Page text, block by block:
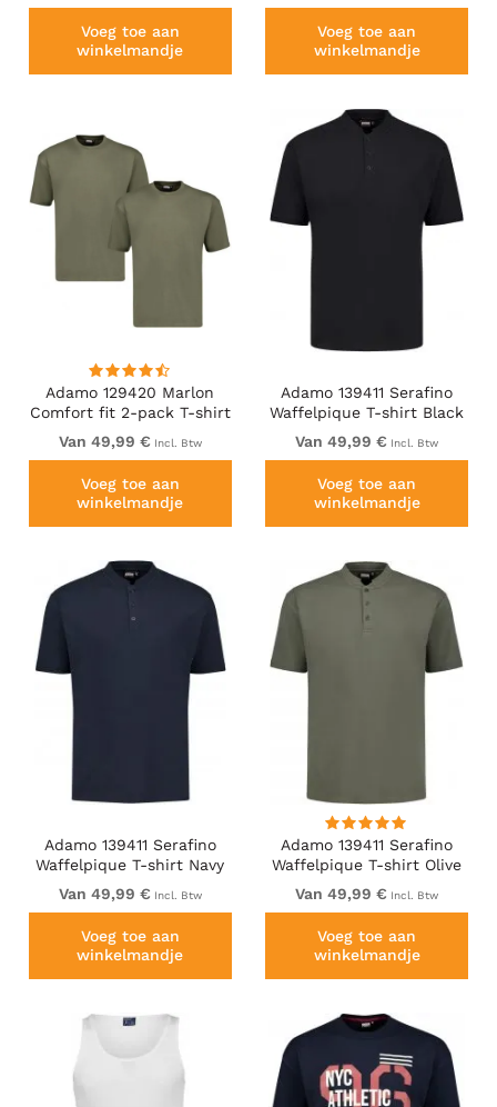
Voeg toe aan
winkelmandje
Voeg toe aan
winkelmandje
Adamo 129420 Marlon
Comfort fit 2-pack T-shirt
Olive Green
Van 49,99 € Incl. Btw
Voeg toe aan
winkelmandje
Adamo 139411 Serafino
Waffelpique T-shirt Black
Van 49,99 € Incl. Btw
Voeg toe aan
winkelmandje
Adamo 139411 Serafino
Waffelpique T-shirt Navy
Van 49,99 € Incl. Btw
Voeg toe aan
winkelmandje
Adamo 139411 Serafino
Waffelpique T-shirt Olive
Green
Van 49,99 € Incl. Btw
Voeg toe aan
winkelmandje